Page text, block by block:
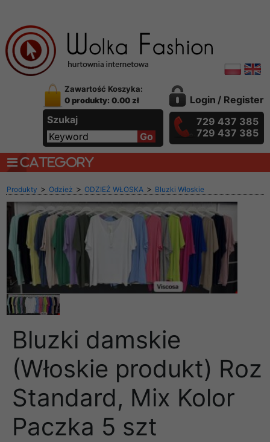
Zawartość Koszyka:
0 produkty: 0.00 zł
Szukaj
Login / Register
729 437 385
729 437 385
CATEGORY
Produkty > Odzież > ODZIEŻ WŁOSKA > Bluzki Włoskie
Bluzki damskie
(Włoskie produkt) Roz
Standard, Mix Kolor
Paczka 5 szt